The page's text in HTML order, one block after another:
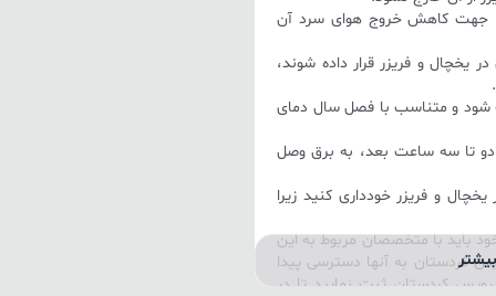
جهت کاهش خروج هوای سرد آن
یخچال و فریزر قرار داده شوند،
شود و متناسب با فصل سال دمای
دو تا سه ساعت بعد، به برق وصل
یخچال و فریزر خودداری کنید زیرا
باید با متخصصان مربوط به این
کردستان به آنها دسترسی پیدا
کردستان ثبت نمایید تا در